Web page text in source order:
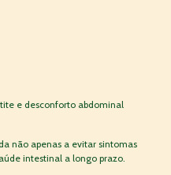
e desconforto abdominal
não apenas a evitar sintomas
intestinal a longo prazo.